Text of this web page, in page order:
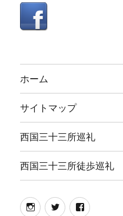
ホーム
サイトマップ
西国三十三所巡礼
西国三十三所徒歩巡礼
instagram
twitterfacebook